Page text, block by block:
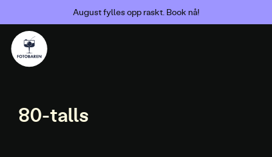
August fylles opp raskt. Book nå!
80-talls